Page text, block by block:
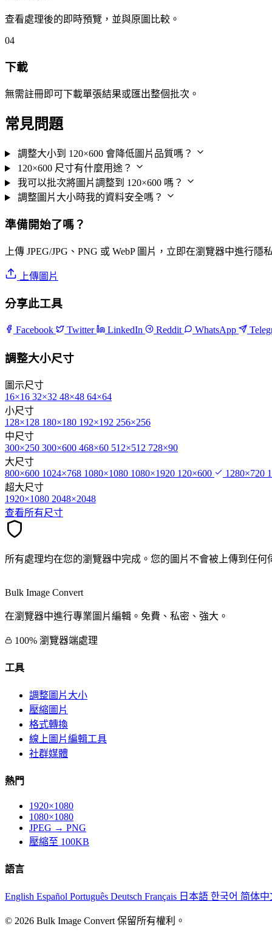
查看處理後的即時預覽，並與原圖比較。
04
下載
無需註冊即可下載單張結果或匯出整個批次。
常見問題
調整大小到 120×600 會降低圖片品質嗎？
120×600 尺寸有什麼用途？
我可以批次將圖片調整到 120×600 嗎？
調整圖片大小時我的資料安全嗎？
準備開始了嗎？
上傳 JPEG/JPG、PNG 或 WebP 圖片，立即在瀏覽器中進行隱
上傳圖片
分享此工具
Facebook Twitter LinkedIn Reddit WhatsApp
調整大小尺寸
圖示尺寸
16×16 32×32 48×48 64×64
小尺寸
128×128 180×180 192×192 256×256
中尺寸
300×250 300×600 468×60 512×512 728×90
大尺寸
800×600 1024×768 1080×1080 1080×1920 120×600 1280×720
超大尺寸
1920×1080 2048×2048
查看所有尺寸
所有處理均在您的瀏覽器中完成。您的圖片不會被上傳到任何
Bulk Image Convert
在瀏覽器中進行專業圖片編輯。免費、私密、強大。
100% 瀏覽器端處理
工具
調整圖片大小
壓縮圖片
格式轉換
線上圖片編輯工具
社群媒體
熱門
1920×1080
1080×1080
JPEG → PNG
壓縮至 100KB
語言
English Español Português Deutsch Français 日本語 한국어 简体中
© 2026 Bulk Image Convert 保留所有權利。